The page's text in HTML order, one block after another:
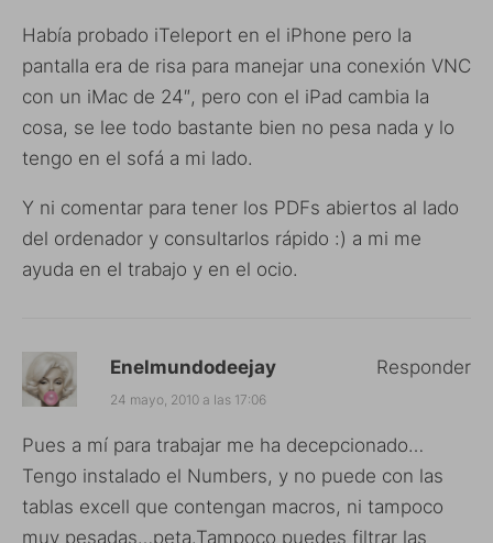
Había probado iTeleport en el iPhone pero la
pantalla era de risa para manejar una conexión VNC
con un iMac de 24″, pero con el iPad cambia la
cosa, se lee todo bastante bien no pesa nada y lo
tengo en el sofá a mi lado.
Y ni comentar para tener los PDFs abiertos al lado
del ordenador y consultarlos rápido :) a mi me
ayuda en el trabajo y en el ocio.
Enelmundodeejay
24 mayo, 2010 a las 17:06
Pues a mí para trabajar me ha decepcionado…
Tengo instalado el Numbers, y no puede con las
tablas excell que contengan macros, ni tampoco
muy pesadas…peta.Tampoco puedes filtrar las
Responder